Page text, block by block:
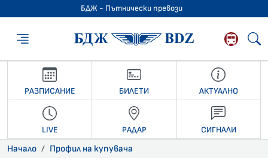
БДЖ - Пътнически превози
БДЖ -
РАЗПИСАНИЕ БИЛЕТИ АКТУАЛНО
LIVE РАДАР СИГНАЛИ
Начало Профил на купувача